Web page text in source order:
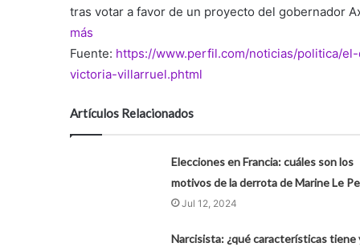
tras votar a favor de un proyecto del gobernador
más
Fuente: https://www.perfil.com/noticias/politica/
victoria-villarruel.phtml
Artículos Relacionados
Elecciones en Francia: cuáles son los
motivos de la derrota de Marine Le
Jul 12, 2024
Narcisista: ¿qué características tiene